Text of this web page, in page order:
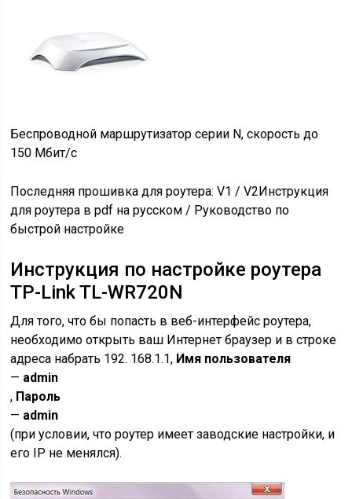
Беспроводной маршрутизатор серии N, скорость до
150 Мбит/с
Последняя прошивка для роутера: V1 / V2Инструкция
для роутера в pdf на русском / Руководство по
быстрой настройке
Инструкция по настройке роутера
TP-Link TL-WR720N
Для того, что бы попасть в веб-интерфейс роутера,
необходимо открыть ваш Интернет браузер и в строке
адреса набрать 192. 168.1.1, Имя пользователя
— admin
, Пароль
— admin
(при условии, что роутер имеет заводские настройки, и
его IP не менялся).